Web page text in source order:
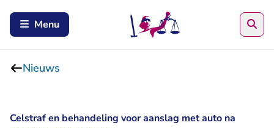
Menu
Nieuws
Celstraf en behandeling voor aanslag met auto na